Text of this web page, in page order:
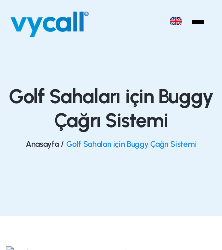
Golf Sahaları için Buggy
Çağrı Sistemi
Anasayfa / Golf Sahaları için Buggy Çağrı Sistemi